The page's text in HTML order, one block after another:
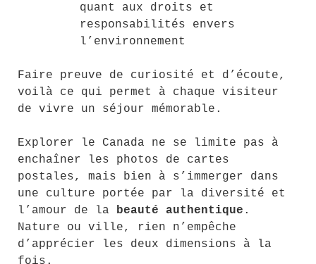
quant aux droits et
responsabilités envers
l’environnement
Faire preuve de curiosité et d’écoute,
voilà ce qui permet à chaque visiteur
de vivre un séjour mémorable.
Explorer le Canada ne se limite pas à
enchaîner les photos de cartes
postales, mais bien à s’immerger dans
une culture portée par la diversité et
l’amour de la beauté authentique .
Nature ou ville, rien n’empêche
d’apprécier les deux dimensions à la
fois.